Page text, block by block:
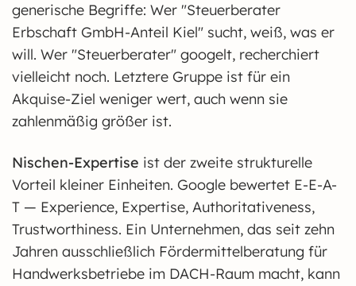
generische Begriffe: Wer "Steuerberater
Erbschaft GmbH-Anteil Kiel" sucht, weiß, was er
will. Wer "Steuerberater" googelt, recherchiert
vielleicht noch. Letztere Gruppe ist für ein
Akquise-Ziel weniger wert, auch wenn sie
zahlenmäßig größer ist.
Nischen-Expertise ist der zweite strukturelle
Vorteil kleiner Einheiten. Google bewertet E-E-A-
T — Experience, Expertise, Authoritativeness,
Trustworthiness. Ein Unternehmen, das seit zehn
Jahren ausschließlich Fördermittelberatung für
Handwerksbetriebe im DACH-Raum macht, kann